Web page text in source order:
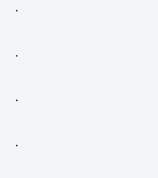
・
・
・
・